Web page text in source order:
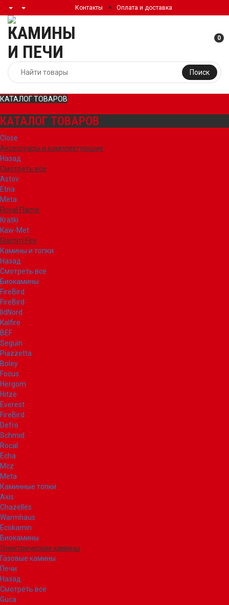
Контакты Оплата и доставка
Поиск
0
КАТАЛОГ ТОВАРОВ
КАТАЛОГ ТОВАРОВ
Close
Аксессуары и комплектующие
Назад
Смотреть все
Astov
Etna
Meta
Royal Flame
Kratki
Kaw-Met
Glamm Fire
Камины и топки
Назад
Смотреть все
Биокамины
FireBird
FireBird
IldNord
Kalfire
BEF
Seguin
Piazzetta
Boley
Focus
Hergom
Hitze
Everest
FireBird
Defro
Schmid
Rocal
Echa
Mcz
Meta
Каминные топки
Axis
Chazelles
Warmhaus
Ecokamin
Биокамины
Электрические камины
Газовые камины
Печи
Назад
Смотреть все
Guca